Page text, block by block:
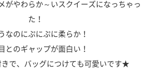
がやわらか～いスクイーズになっちゃっ
た！
なのにぷにぷに柔らか！
とのギャップが面白い！
きで、バッグにつけても可愛いです★